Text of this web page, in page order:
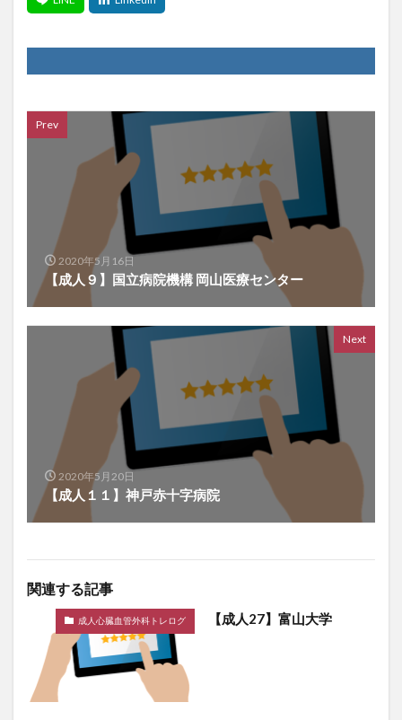
Prev
2020年5月16日
【成人９】国立病院機構 岡山医療センター
Next
2020年5月20日
【成人１１】神戸赤十字病院
関連する記事
成人心臓血管外科トレログ 【成人27】富山大学